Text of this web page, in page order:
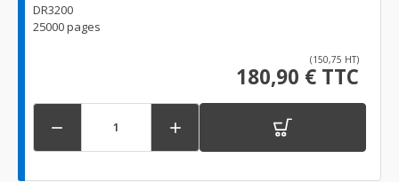
DR3200
25000 pages
(150,75 HT)
180,90 € TTC
 